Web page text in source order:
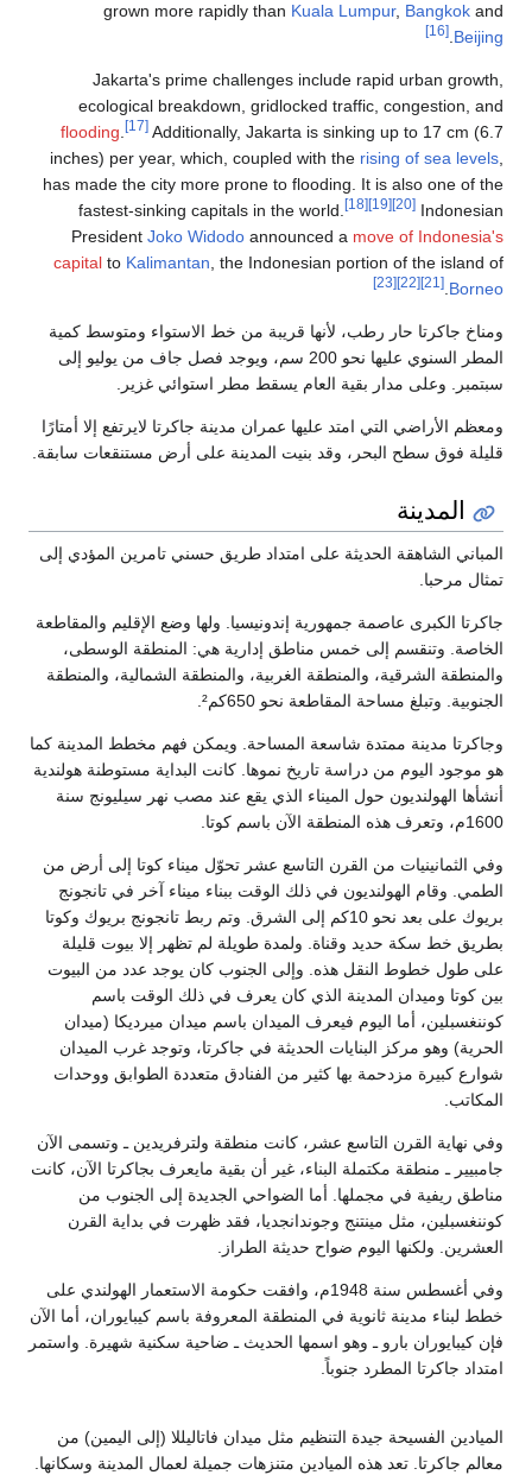
grown more rapidly than Kuala Lumpur, Bangkok and
Beijing
.
[16]
Jakarta's prime challenges include rapid urban growth,
ecological breakdown, gridlocked traffic, congestion, and
flooding. [17] Additionally, Jakarta is sinking up to 17 cm (6.7
inches) per year, which, coupled with the rising of sea levels,
has made the city more prone to flooding. It is also one of the
fastest-sinking capitals in the world.
[18] [19] [20] Indonesian
President Joko Widodo announced a move of Indonesia's
capital to Kalimantan, the Indonesian portion of the island of
Borneo
.
[21]
[22]
[23]
ومناخ جاكرتا حار رطب، لأنها قريبة من خط الاستواء ومتوسط كمية
المطر السنوي عليها نحو 200 سم، ويوجد فصل جاف من يوليو إلى
سبتمبر. وعلى مدار بقية العام يسقط مطر استوائي غزير.
ومعظم الأراضي التي امتد عليها عمران مدينة جاكرتا لايرتفع إلا أمتارًا
قليلة فوق سطح البحر، وقد بنيت المدينة على أرض مستنقعات سابقة.
المدينة
المباني الشاهقة الحديثة على امتداد طريق حسني تامرين المؤدي إلى
تمثال مرحبا.
جاكرتا الكبرى عاصمة جمهورية إندونيسيا. ولها وضع الإقليم والمقاطعة
الخاصة. وتنقسم إلى خمس مناطق إدارية هي: المنطقة الوسطى،
والمنطقة الشرقية، والمنطقة الغربية، والمنطقة الشمالية، والمنطقة
الجنوبية. وتبلغ مساحة المقاطعة نحو 650كم².
وجاكرتا مدينة ممتدة شاسعة المساحة. ويمكن فهم مخطط المدينة كما
هو موجود اليوم من دراسة تاريخ نموها. كانت البداية مستوطنة هولندية
أنشأها الهولنديون حول الميناء الذي يقع عند مصب نهر سيليونج سنة
1600م، وتعرف هذه المنطقة الآن باسم كوتا.
وفي الثمانينيات من القرن التاسع عشر تحوّل ميناء كوتا إلى أرض من
الطمي. وقام الهولنديون في ذلك الوقت ببناء ميناء آخر في تانجونج
بريوك على بعد نحو 10كم إلى الشرق. وتم ربط تانجونج بريوك وكوتا
بطريق خط سكة حديد وقناة. ولمدة طويلة لم تظهر إلا بيوت قليلة
على طول خطوط النقل هذه. وإلى الجنوب كان يوجد عدد من البيوت
بين كوتا وميدان المدينة الذي كان يعرف في ذلك الوقت باسم
كوننغسبلين، أما اليوم فيعرف الميدان باسم ميدان ميرديكا (ميدان
الحرية) وهو مركز البنايات الحديثة في جاكرتا، وتوجد غرب الميدان
شوارع كبيرة مزدحمة بها كثير من الفنادق متعددة الطوابق ووحدات
المكاتب.
وفي نهاية القرن التاسع عشر، كانت منطقة ولترفريدين ـ وتسمى الآن
جامبيير ـ منطقة مكتملة البناء، غير أن بقية مايعرف بجاكرتا الآن، كانت
مناطق ريفية في مجملها. أما الضواحي الجديدة إلى الجنوب من
كوننغسبلين، مثل مينتنج وجوندانجديا، فقد ظهرت في بداية القرن
العشرين. ولكنها اليوم ضواح حديثة الطراز.
وفي أغسطس سنة 1948م، وافقت حكومة الاستعمار الهولندي على
خطط لبناء مدينة ثانوية في المنطقة المعروفة باسم كيبايوران، أما الآن
فإن كيبايوران بارو ـ وهو اسمها الحديث ـ ضاحية سكنية شهيرة. واستمر
امتداد جاكرتا المطرد جنوباً.
الميادين الفسيحة جيدة التنظيم مثل ميدان فاتاليللا (إلى اليمين) من
معالم جاكرتا. تعد هذه الميادين متنزهات جميلة لعمال المدينة وسكانها.